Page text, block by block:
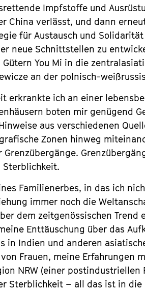
Impfstoffe und
China verlässt, und dann
für Austausch und
neue Schnittstellen zu
You Mi in die
an der polnisch-
erkrankte ich an einer
boten mir genügend
aus verschiedenen
Zonen hinweg
Grenzübergänge.
Sterblichkeit.
Familienerbes, in das ich
immer noch die
dem zeitgenössischen Trend
Enttäuschung über das
in Indien und anderen
Frauen, meine
NRW (einer
Sterblichkeit – all das ist in